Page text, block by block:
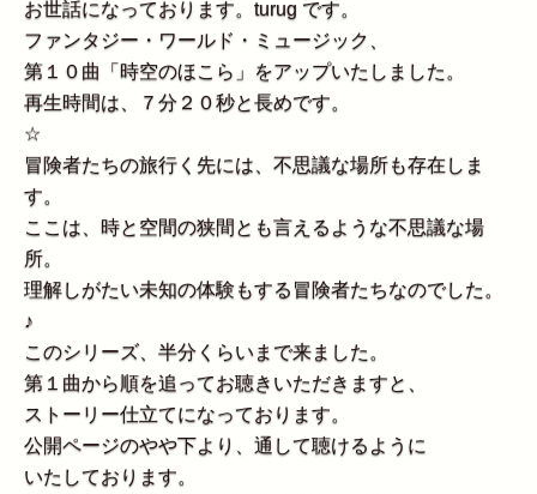
お世話になっております。turug です。
ファンタジー・ワールド・ミュージック、
第１０曲「時空のほこら」をアップいたしました。
再生時間は、７分２０秒と長めです。
☆
冒険者たちの旅行く先には、不思議な場所も存在しま
す。
ここは、時と空間の狭間とも言えるような不思議な場
所。
理解しがたい未知の体験もする冒険者たちなのでした。
♪
このシリーズ、半分くらいまで来ました。
第１曲から順を追ってお聴きいただきますと、
ストーリー仕立てになっております。
公開ページのやや下より、通して聴けるように
いたしております。